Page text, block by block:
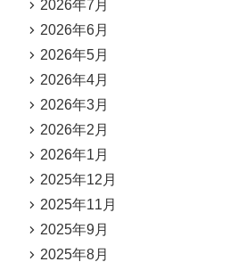
2026年7月
2026年6月
2026年5月
2026年4月
2026年3月
2026年2月
2026年1月
2025年12月
2025年11月
2025年9月
2025年8月